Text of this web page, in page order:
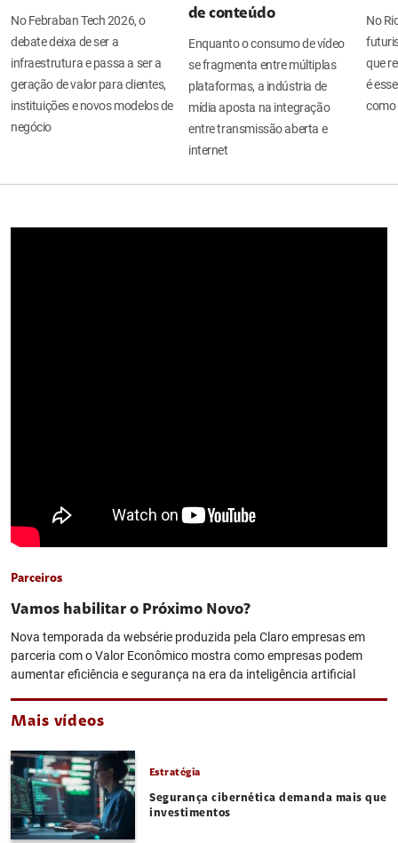
No Febraban Tech 2026, o
debate deixa de ser a
infraestrutura e passa a ser a
geração de valor para clientes,
instituições e novos modelos de
negócio
de conteúdo
Enquanto o consumo de vídeo
se fragmenta entre múltiplas
plataformas, a indústria de
mídia aposta na integração
entre transmissão aberta e
internet
No
que
é
como
Parceiros
Vamos habilitar o Próximo Novo?
Nova temporada da websérie produzida pela Claro empresas em
parceria com o Valor Econômico mostra como empresas podem
aumentar eficiência e segurança na era da inteligência artificial
Mais vídeos
Estratégia
Segurança cibernética demanda mais que
investimentos